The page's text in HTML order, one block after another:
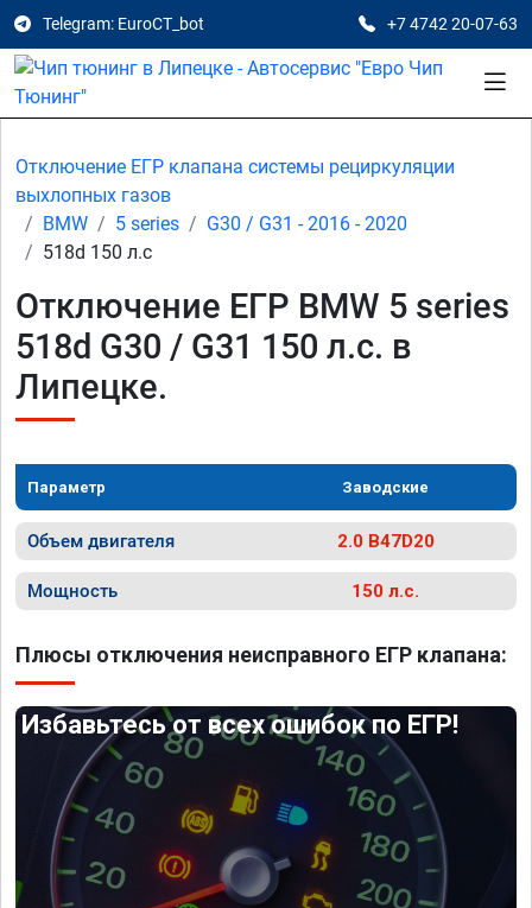
Telegram: EuroCT_bot +7 4742 20-07-63
Отключение ЕГР клапана системы рециркуляции
выхлопных газов
BMW
5 series
G30 / G31 - 2016 - 2020
518d 150 л.с
Отключение ЕГР BMW 5 series
518d G30 / G31 150 л.с. в
Липецке.
Параметр Заводские
Объем двигателя 2.0 B47D20
Мощность 150 л.с.
Плюсы отключения неисправного ЕГР клапана:
Избавьтесь от всех ошибок по ЕГР!